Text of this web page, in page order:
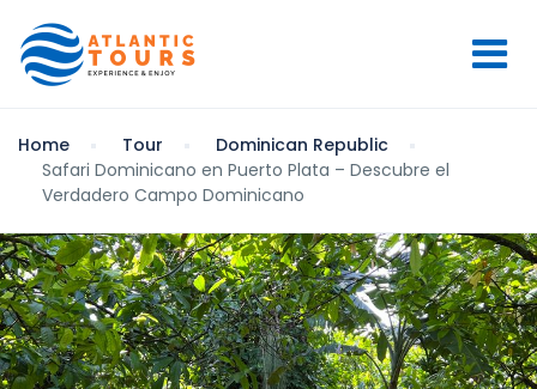
Home Tour
Dominican Republic
Safari Dominicano en Puerto Plata – Descubre el
Verdadero Campo Dominicano